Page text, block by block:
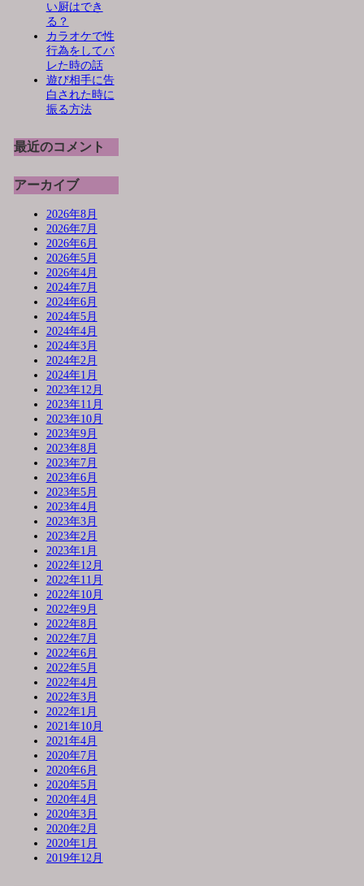
い厨はでき
る？
カラオケで性
行為をしてバ
レた時の話
遊び相手に告
白された時に
振る方法
最近のコメント
アーカイブ
2026年8月
2026年7月
2026年6月
2026年5月
2026年4月
2024年7月
2024年6月
2024年5月
2024年4月
2024年3月
2024年2月
2024年1月
2023年12月
2023年11月
2023年10月
2023年9月
2023年8月
2023年7月
2023年6月
2023年5月
2023年4月
2023年3月
2023年2月
2023年1月
2022年12月
2022年11月
2022年10月
2022年9月
2022年8月
2022年7月
2022年6月
2022年5月
2022年4月
2022年3月
2022年1月
2021年10月
2021年4月
2020年7月
2020年6月
2020年5月
2020年4月
2020年3月
2020年2月
2020年1月
2019年12月